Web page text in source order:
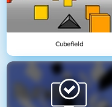
Cubefield